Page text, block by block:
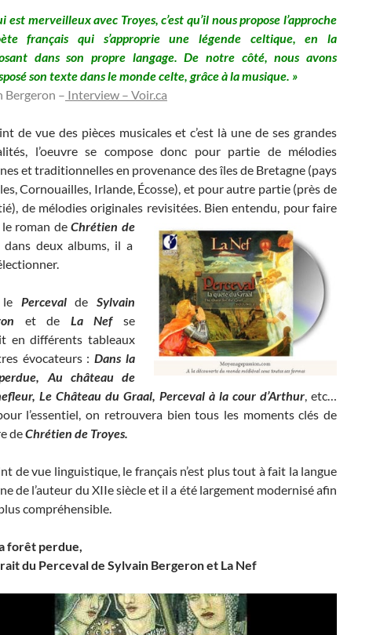
est merveilleux avec Troyes, c’est qu’il nous propose l’approche
français qui s’approprie une légende celtique, en la
dans son propre langage. De notre côté, nous avons
son texte dans le monde celte, grâce à la musique. »
Bergeron – Interview – Voir.ca
de vue des pièces musicales et c’est là une de ses grandes
l’oeuvre se compose donc pour partie de mélodies
et traditionnelles en provenance des îles de Bretagne (pays
Cornouailles, Irlande, Écosse), et pour autre partie (près de
de mélodies originales revisitées. Bien entendu, pour faire
roman deChrétien de
dans deux albums, il a
le Percevalde Sylvain
et de La Nefse
en différents tableaux
évocateurs :Dans la
Au château de
Le Château du Graal, Perceval à la cour d’Arthur, etc…
l’essentiel, on retrouvera bien tous les moments clés de
deChrétien de Troyes.
de vue linguistique, le français n’est plus tout à fait la langue
de l’auteur du XIIe siècle et il a été largement modernisé afin
compréhensible.
forêt perdue,
du Perceval de Sylvain Bergeron et La Nef